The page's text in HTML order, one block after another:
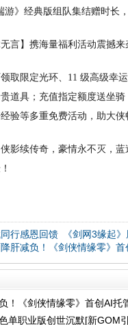
言】携海量福利活动震撼
取限定光环、11 级高级幸
道具；充值指定额度送坐
验等多重免费活动，助大侠
影续传奇，豪情永不灭，
行感恩回馈 《剑网3缘起
肝减负！《剑侠情缘零》
！《剑侠情缘零》首创AI托
单职业版创世沉默[新GOM